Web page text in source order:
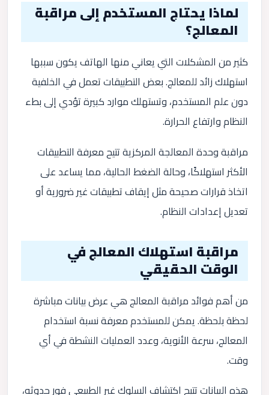
لماذا يحتاج المستخدم إلى مراقبة
المعالج؟
كثير من المشكلات التي يعاني منها الهاتف يكون سببها
استهلاك زائد للمعالج. بعض التطبيقات تعمل في الخلفية
دون علم المستخدم، وتستهلك موارد كبيرة تؤدي إلى بطء
النظام وارتفاع الحرارة.
مراقبة وحدة المعالجة المركزية تتيح معرفة التطبيقات
الأكثر استهلاكًا، وحالة الضغط الحالية، مما يساعد على
اتخاذ قرارات صحيحة مثل إيقاف تطبيقات غير ضرورية أو
تعديل إعدادات النظام.
مراقبة استهلاك المعالج في
الوقت الحقيقي
من أهم فوائد مراقبة المعالج هي عرض بيانات مباشرة
لحظة بلحظة. يمكن للمستخدم معرفة نسبة استخدام
المعالج، سرعة الأنوية، وعدد العمليات النشطة في أي
وقت.
هذه البيانات تتيح اكتشاف السلوك غير الطبيعي فور حدوثه،